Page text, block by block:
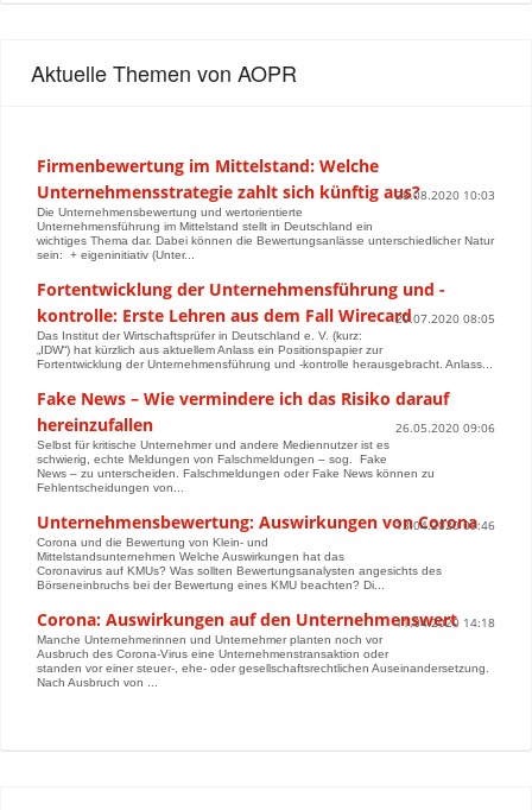
Aktuelle Themen von AOPR
Firmenbewertung im Mittelstand: Welche
Unternehmensstrategie zahlt sich künftig aus?28.08.2020 10:03
Die Unternehmensbewertung und wertorientierte
Unternehmensführung im Mittelstand stellt in Deutschland ein
wichtiges Thema dar. Dabei können die Bewertungsanlässe unterschiedlicher Natur
sein: + eigeninitiativ (Unter...
Fortentwicklung der Unternehmensführung und -
kontrolle: Erste Lehren aus dem Fall Wirecard20.07.2020 08:05
Das Institut der Wirtschaftsprüfer in Deutschland e. V. (kurz:
„IDW“) hat kürzlich aus aktuellem Anlass ein Positionspapier zur
Fortentwicklung der Unternehmensführung und -kontrolle herausgebracht. Anlass...
Fake News – Wie vermindere ich das Risiko darauf
hereinzufallen
26.05.2020 09:06
Selbst für kritische Unternehmer und andere Mediennutzer ist es
schwierig, echte Meldungen von Falschmeldungen – sog. Fake
News – zu unterscheiden. Falschmeldungen oder Fake News können zu
Fehlentscheidungen von...
Unternehmensbewertung: Auswirkungen von Corona
13.04.2020 09:46
Corona und die Bewertung von Klein- und
Mittelstandsunternehmen Welche Auswirkungen hat das
Coronavirus auf KMUs? Was sollten Bewertungsanalysten angesichts des
Börseneinbruchs bei der Bewertung eines KMU beachten? Di...
Corona: Auswirkungen auf den Unternehmenswert
11.04.2020 14:18
Manche Unternehmerinnen und Unternehmer planten noch vor
Ausbruch des Corona-Virus eine Unternehmenstransaktion oder
standen vor einer steuer-, ehe- oder gesellschaftsrechtlichen Auseinandersetzung.
Nach Ausbruch von ...